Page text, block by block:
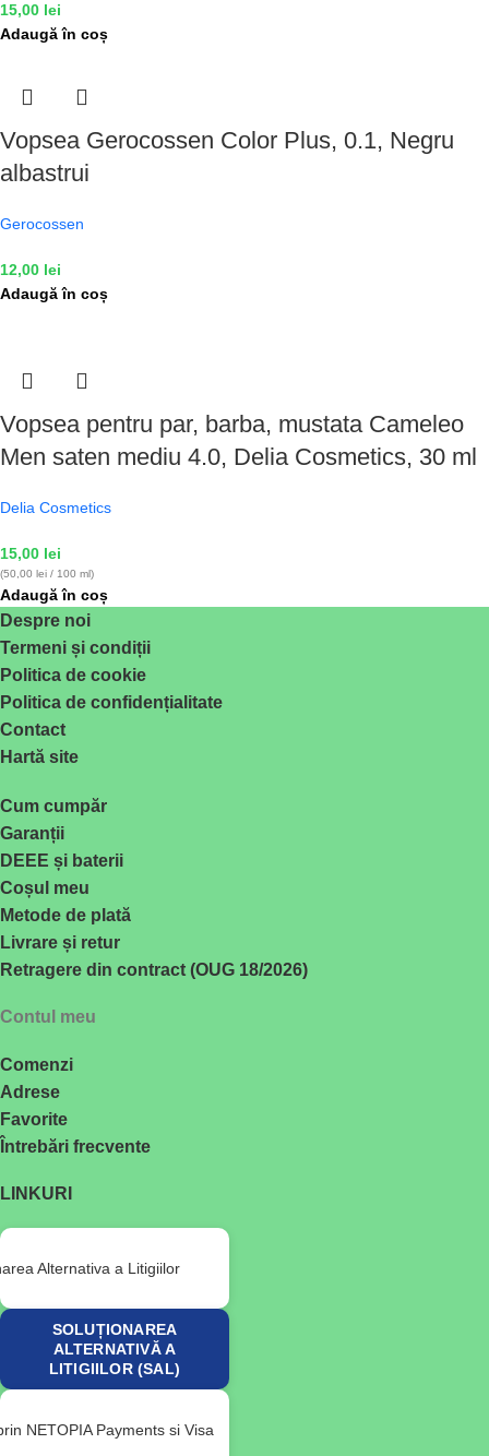
15,00 lei
Adaugă în coș
Vopsea Gerocossen Color Plus, 0.1, Negru
albastrui
Gerocossen
12,00 lei
Adaugă în coș
Vopsea pentru par, barba, mustata Cameleo
Men saten mediu 4.0, Delia Cosmetics, 30 ml
Delia Cosmetics
15,00 lei
(50,00 lei / 100 ml)
Adaugă în coș
Despre noi
Termeni și condiții
Politica de cookie
Politica de confidențialitate
Contact
Hartă site
Cum cumpăr
Garanții
DEEE și baterii
Coșul meu
Metode de plată
Livrare și retur
Retragere din contract (OUG 18/2026)
Contul meu
Comenzi
Adrese
Favorite
Întrebări frecvente
LINKURI
SOLUȚIONAREA
ALTERNATIVĂ A
LITIGIILOR (SAL)